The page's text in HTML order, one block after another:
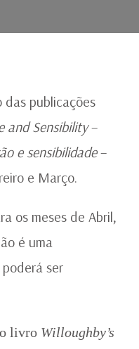
SENSE
ABRIL
A
JUNHO
publicações
and Sensibility–
e sensibilidade–
e Março.
os meses de Abril,
é uma
ser
livro Willoughby’s